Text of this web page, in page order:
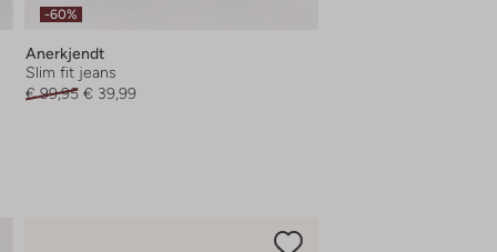
-60%
Anerkjendt
Slim fit jeans
€ 99,95 € 39,99